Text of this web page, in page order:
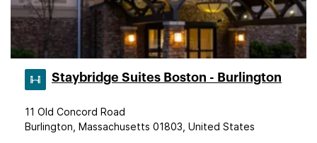
Staybridge Suites Boston - Burlington
11 Old Concord Road
Burlington, Massachusetts 01803, United States